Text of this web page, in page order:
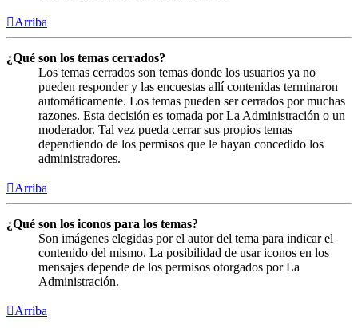
Arriba
¿Qué son los temas cerrados?
Los temas cerrados son temas donde los usuarios ya no
pueden responder y las encuestas allí contenidas terminaron
automáticamente. Los temas pueden ser cerrados por muchas
razones. Esta decisión es tomada por La Administración o un
moderador. Tal vez pueda cerrar sus propios temas
dependiendo de los permisos que le hayan concedido los
administradores.
Arriba
¿Qué son los iconos para los temas?
Son imágenes elegidas por el autor del tema para indicar el
contenido del mismo. La posibilidad de usar iconos en los
mensajes depende de los permisos otorgados por La
Administración.
Arriba